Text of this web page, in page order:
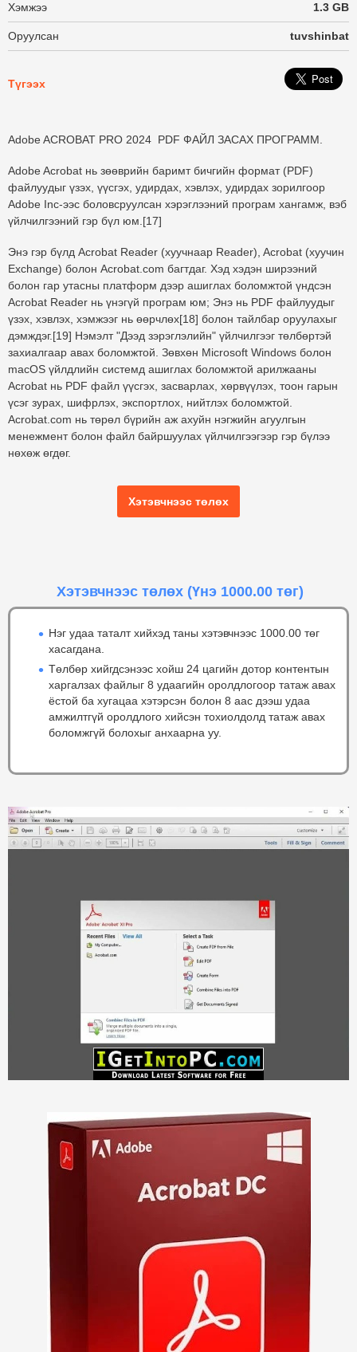
Хэмжээ 1.3 GB
Оруулсан tuvshinbat
Түгээх
Adobe ACROBAT PRO 2024 PDF ФАЙЛ ЗАСАХ ПРОГРАММ.
Adobe Acrobat нь зөөврийн баримт бичгийн формат (PDF)
файлуудыг үзэх, үүсгэх, удирдах, хэвлэх, удирдах зорилгоор
Adobe Inc-ээс боловсруулсан хэрэглээний програм хангамж, вэб
үйлчилгээний гэр бүл юм.[17]
Энэ гэр бүлд Acrobat Reader (хуучнаар Reader), Acrobat (хуучин
Exchange) болон Acrobat.com багтдаг. Хэд хэдэн ширээний
болон гар утасны платформ дээр ашиглах боломжтой үндсэн
Acrobat Reader нь үнэгүй програм юм; Энэ нь PDF файлуудыг
үзэх, хэвлэх, хэмжээг нь өөрчлөх[18] болон тайлбар оруулахыг
дэмждэг.[19] Нэмэлт "Дээд зэрэглэлийн" үйлчилгээг төлбөртэй
захиалгаар авах боломжтой. Зөвхөн Microsoft Windows болон
macOS үйлдлийн системд ашиглах боломжтой арилжааны
Acrobat нь PDF файл үүсгэх, засварлах, хөрвүүлэх, тоон гарын
үсэг зурах, шифрлэх, экспортлох, нийтлэх боломжтой.
Acrobat.com нь төрөл бүрийн аж ахуйн нэгжийн агуулгын
менежмент болон файл байршуулах үйлчилгээгээр гэр бүлээ
нөхөж өгдөг.
Хэтэвчнээс төлөх
Хэтэвчнээс төлөх (Үнэ 1000.00 төг)
Нэг удаа таталт хийхэд таны хэтэвчнээс 1000.00 төг
хасагдана.
Төлбөр хийгдсэнээс хойш 24 цагийн дотор контентын
харгалзах файлыг 8 удаагийн оролдлогоор татаж авах
ёстой ба хугацаа хэтэрсэн болон 8 аас дээш удаа
амжилтгүй оролдлого хийсэн тохиолдолд татаж авах
боломжгүй болохыг анхаарна уу.